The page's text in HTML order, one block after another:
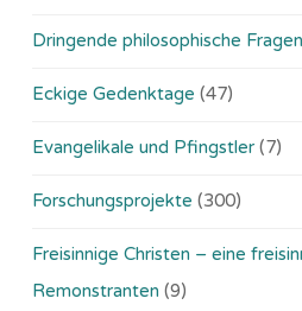
Dringende philosophische Fragen
Eckige Gedenktage (47)
Evangelikale und Pfingstler (7)
Forschungsprojekte (300)
Freisinnige Christen – eine
Remonstranten (9)